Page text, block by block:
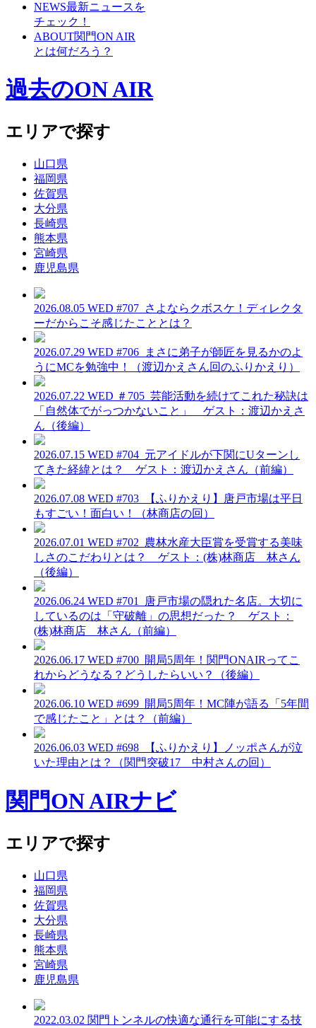
NEWS最新ニュースを
チェック！
ABOUT関門ON AIR
とは何だろう？
過去のON AIR
エリアで探す
山口県
福岡県
佐賀県
大分県
長崎県
熊本県
宮崎県
鹿児島県
2026.08.05 WED #707_さよならクボスケ！ディレクタ
ーだからこそ感じたこととは？
2026.07.29 WED #706_まさに弟子が師匠を見るかのよ
うにMCを勉強中！（渡辺かえさん回のふりかえり）
2026.07.22 WED ＃705_芸能活動を続けてこれた秘訣は
「自然体でがっつかないこと」 ゲスト：渡辺かえさ
ん（後編）
2026.07.15 WED #704_元アイドルが下関にUターンし
てきた経緯とは？ ゲスト：渡辺かえさん（前編）
2026.07.08 WED #703_【ふりかえり】唐戸市場は平日
もすごい！面白い！（林商店の回）
2026.07.01 WED #702_農林水産大臣賞を受賞する美味
しさのこだわりとは？ ゲスト：(株)林商店 林さん
（後編）
2026.06.24 WED #701_唐戸市場の隠れた名店。大切に
しているのは「守破離」の思想だった？ ゲスト：
(株)林商店 林さん（前編）
2026.06.17 WED #700_開局5周年！関門ONAIRってこ
れからどうなる？どうしたらいい？（後編）
2026.06.10 WED #699_開局5周年！MC陣が語る「5年間
で感じたこと」とは？（前編）
2026.06.03 WED #698_【ふりかえり】ノッポさんが泣
いた理由とは？（関門突破17 中村さんの回）
関門ON AIRナビ
エリアで探す
山口県
福岡県
佐賀県
大分県
長崎県
熊本県
宮崎県
鹿児島県
2022.03.02 関門トンネルの快適な通行を可能にする技